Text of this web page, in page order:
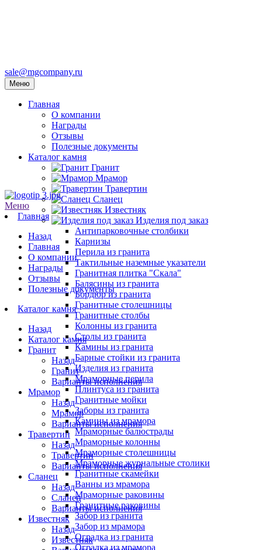
sale@mgcompany.ru
Меню
Главная
О компании
Награды
Отзывы
Полезные документы
Каталог камня
Гранит
Мрамор
Травертин
Сланец
Известняк
Изделия под заказ
Антипарковочные столбики
Карнизы
Перила из гранита
Тактильные наземные указатели
Гранитная плитка "Скала"
Балясины из гранита
Бордюр из гранита
Гранитные столешницы
Гранитные столбы
Колонны из гранита
Столы из гранита
Камины из гранита
Барные стойки из гранита
Изделия из гранита
Мраморные перила
Плинтуса из гранита
Гранитные мойки
Заборы из гранита
Камины из мрамора
Мраморные балюстрады
Мраморные колонны
Мраморные столешницы
Мраморные журнальные столики
Гранитные скамейки
Ванны из мрамора
Мраморные раковины
Гранитные раковины
Забор из гранита
Забор из мрамора
Оградка из гранита
Оградка из мрамора
Меню
Главная
Назад
Главная
О компании
Награды
Отзывы
Полезные документы
Каталог камня
Назад
Каталог камня
Гранит
Назад
Гранит
Варианты исполнения
Мрамор
Назад
Мрамор
Варианты исполнения
Травертин
Назад
Травертин
Варианты исполнения
Сланец
Назад
Сланец
Варианты исполнения
Известняк
Назад
Известняк